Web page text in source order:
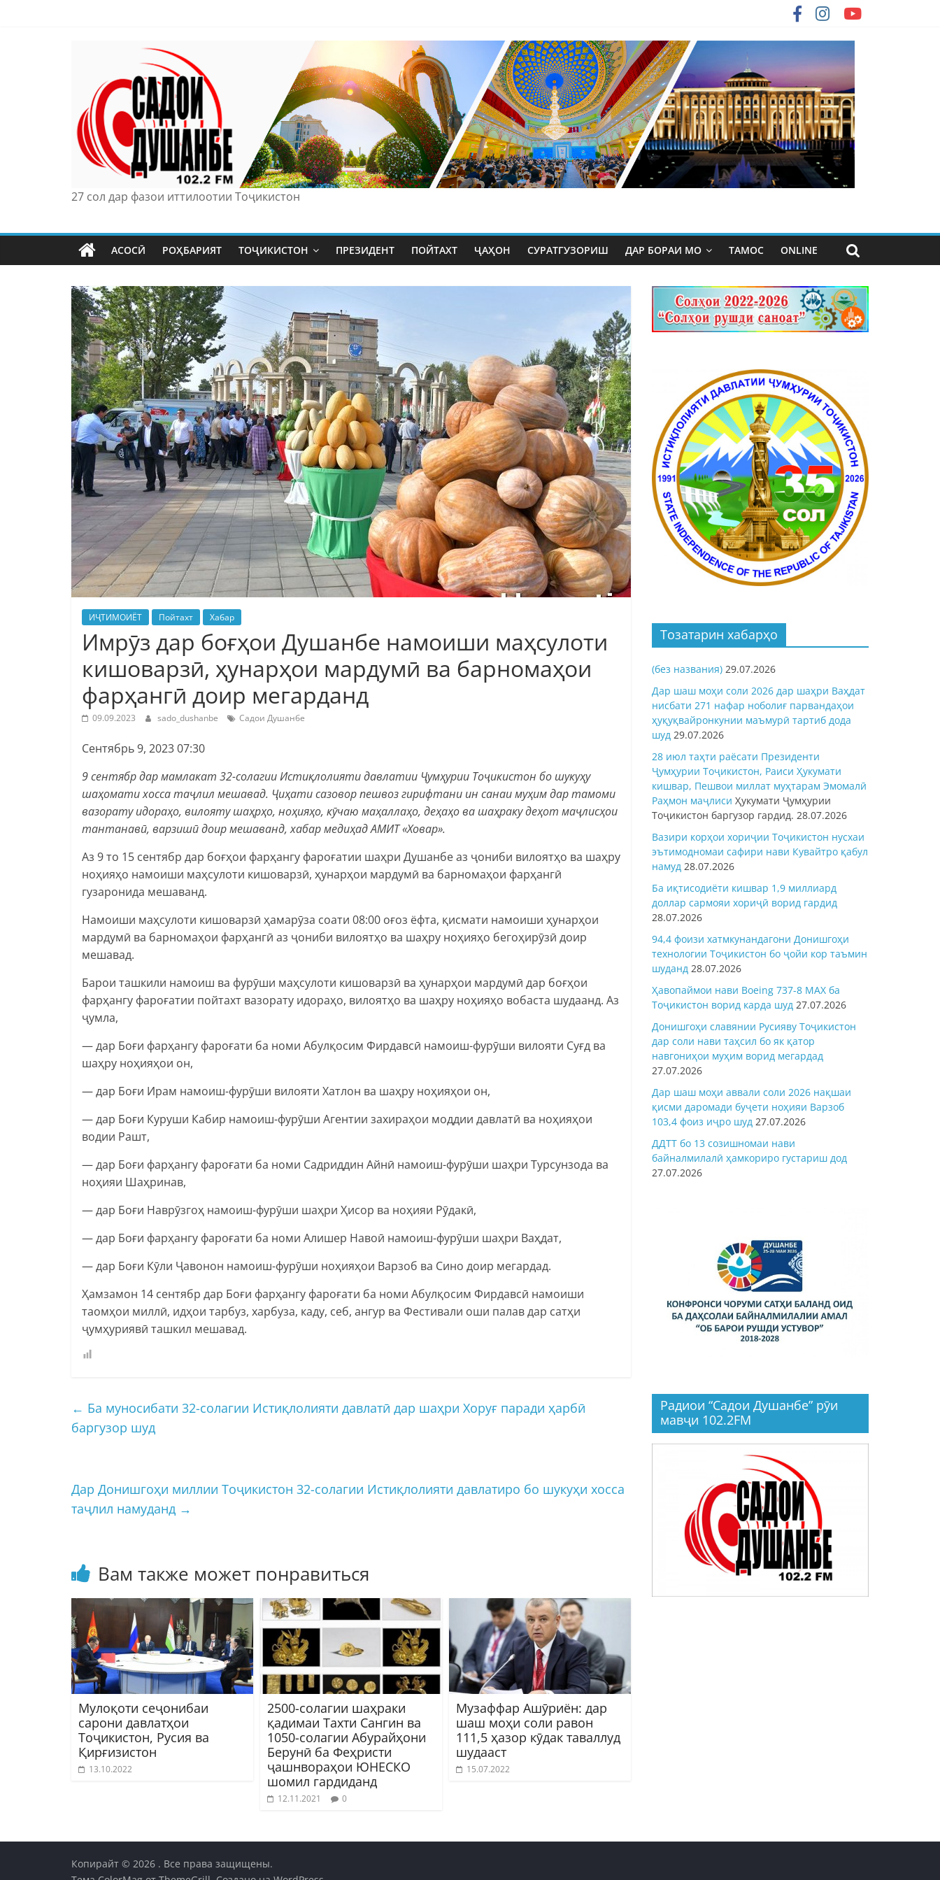
27 сол дар фазои иттилоотии Тоҷикистон
АСОСӢ РОҲБАРИЯТ ТОҶИКИСТОН ПРЕЗИДЕНТ ПОЙТАХТ ҶАҲОН СУРАТГУЗОРИШ ДАР БОРАИ МО ТАМОС ONLINE
ИҶТИМОИЁТ Пойтахт Хабар
Имрӯз дар боғҳои Душанбе намоиши маҳсулоти
кишоварзӣ, ҳунарҳои мардумӣ ва барномаҳои
фарҳангӣ доир мегарданд
09.09.2023 sado_dushanbe Садои Душанбе
Сентябрь 9, 2023 07:30
9 сентябр дар мамлакат 32-солагии Истиқлолияти давлатии Ҷумҳурии Тоҷикистон бо шукуҳу
шаҳомати хосса таҷлил мешавад. Ҷиҳати сазовор пешвоз гирифтани ин санаи муҳим дар тамоми
вазорату идораҳо, вилояту шаҳрҳо, ноҳияҳо, кӯчаю маҳаллаҳо, деҳаҳо ва шаҳраку деҳот маҷлисҳои
тантанавӣ, варзишӣ доир мешаванд, хабар медиҳад АМИТ «Ховар».
Аз 9 то 15 сентябр дар боғҳои фарҳангу фароғатии шаҳри Душанбе аз ҷониби вилоятҳо ва шаҳру
ноҳияҳо намоиши маҳсулоти кишоварзӣ, ҳунарҳои мардумӣ ва барномаҳои фарҳангӣ
гузаронида мешаванд.
Намоиши маҳсулоти кишоварзӣ ҳамарӯза соати 08:00 оғоз ёфта, қисмати намоиши ҳунарҳои
мардумӣ ва барномаҳои фарҳангӣ аз ҷониби вилоятҳо ва шаҳру ноҳияҳо бегоҳирӯзӣ доир
мешавад.
Барои ташкили намоиш ва фурӯши маҳсулоти кишоварзӣ ва ҳунарҳои мардумӣ дар боғҳои
фарҳангу фароғатии пойтахт вазорату идораҳо, вилоятҳо ва шаҳру ноҳияҳо вобаста шудаанд. Аз
ҷумла,
— дар Боғи фарҳангу фароғати ба номи Абулқосим Фирдавсӣ намоиш-фурӯши вилояти Суғд ва
шаҳру ноҳияҳои он,
— дар Боғи Ирам намоиш-фурӯши вилояти Хатлон ва шаҳру ноҳияҳои он,
— дар Боғи Куруши Кабир намоиш-фурӯши Агентии захираҳои моддии давлатӣ ва ноҳияҳои
водии Рашт,
— дар Боғи фарҳангу фароғати ба номи Садриддин Айнӣ намоиш-фурӯши шаҳри Турсунзода ва
ноҳияи Шаҳринав,
— дар Боғи Наврӯзгоҳ намоиш-фурӯши шаҳри Ҳисор ва ноҳияи Рӯдакӣ,
— дар Боғи фарҳангу фароғати ба номи Алишер Навоӣ намоиш-фурӯши шаҳри Ваҳдат,
— дар Боғи Кӯли Ҷавонон намоиш-фурӯши ноҳияҳои Варзоб ва Сино доир мегардад.
Ҳамзамон 14 сентябр дар Боғи фарҳангу фароғати ба номи Абулқосим Фирдавсӣ намоиши
таомҳои миллӣ, идҳои тарбуз, харбуза, каду, себ, ангур ва Фестивали оши палав дар сатҳи
ҷумҳуриявӣ ташкил мешавад.
← Ба муносибати 32-солагии Истиқлолияти давлатӣ дар шаҳри Хоруғ паради ҳарбӣ
баргузор шуд
Дар Донишгоҳи миллии Тоҷикистон 32-солагии Истиқлолияти давлатиро бо шукуҳи хосса
таҷлил намуданд →
Вам также может понравиться
Мулоқоти сеҷонибаи
сарони давлатҳои
Тоҷикистон, Русия ва
Қирғизистон
13.10.2022
2500-солагии шаҳраки
қадимаи Тахти Сангин ва
1050-солагии Абурайҳони
Берунӣ ба Феҳристи
ҷашнвораҳои ЮНЕСКО
шомил гардиданд
12.11.2021 0
Музаффар Ашӯриён: дар
шаш моҳи соли равон
111,5 ҳазор кӯдак таваллуд
шудааст
15.07.2022
Тозатарин хабарҳо
(без названия) 29.07.2026
Дар шаш моҳи соли 2026 дар шаҳри Ваҳдат
нисбати 271 нафар ноболиғ парвандаҳои
ҳуқуқвайронкунии маъмурӣ тартиб дода
шуд 29.07.2026
28 июл таҳти раёсати Президенти
Ҷумҳурии Тоҷикистон, Раиси Ҳукумати
кишвар, Пешвои миллат муҳтарам Эмомалӣ
Раҳмон маҷлиси Ҳукумати Ҷумҳурии
Тоҷикистон баргузор гардид. 28.07.2026
Вазири корҳои хориҷии Тоҷикистон нусхаи
эътимодномаи сафири нави Кувайтро қабул
намуд 28.07.2026
Ба иқтисодиёти кишвар 1,9 миллиард
доллар сармояи хориҷӣ ворид гардид
28.07.2026
94,4 фоизи хатмкунандагони Донишгоҳи
технологии Тоҷикистон бо ҷойи кор таъмин
шуданд 28.07.2026
Ҳавопаймои нави Boeing 737-8 MAX ба
Тоҷикистон ворид карда шуд 27.07.2026
Донишгоҳи славянии Русияву Тоҷикистон
дар соли нави таҳсил бо як қатор
навгониҳои муҳим ворид мегардад
27.07.2026
Дар шаш моҳи аввали соли 2026 нақшаи
қисми даромади буҷети ноҳияи Варзоб
103,4 фоиз иҷро шуд 27.07.2026
ДДТТ бо 13 созишномаи нави
байналмилалӣ ҳамкориро густариш дод
27.07.2026
Радиои “Садои Душанбе” рӯи
мавҷи 102.2FM
Копирайт © 2026 . Все права защищены.